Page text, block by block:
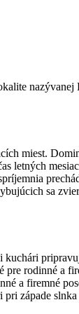
nazývanej
miest.
letných
sa
kuchári
rodinné a
a firemné
západe